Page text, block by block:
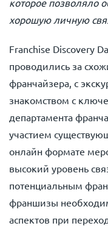
которое позволяло
хорошую личную
Franchise Discovery
проводились за
франчайзера, с
знакомством с
департамента
участием
онлайн формате
высокий уровень
потенциальным
франшизы
аспектов при